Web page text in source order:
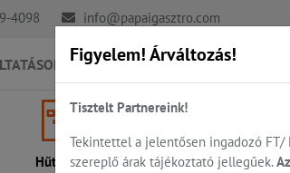
4098 info@papaigasztro.com
REFERENCIÁK AKTUÁLIS
Hűtés... Sütés - főzés
Figyelem! Árváltozás!
Tisztelt Partnereink!
Tekintettel a jelentősen ingadozó FT/
szereplő árak tájékoztató jellegűek.